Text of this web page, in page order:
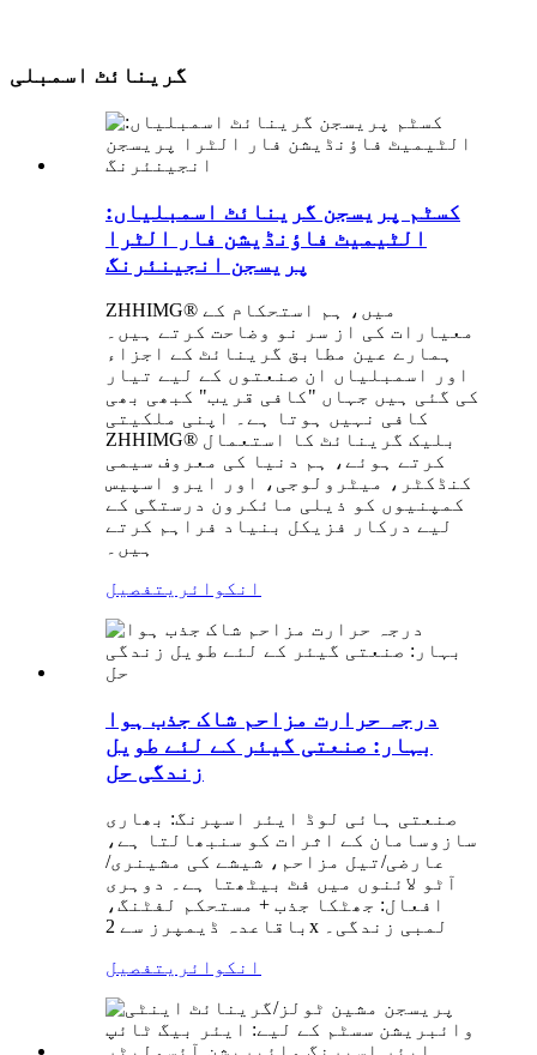
گرینائٹ اسمبلی
کسٹم پریسجن گرینائٹ اسمبلیاں:
الٹیمیٹ فاؤنڈیشن فار الٹرا
پریسجن انجینئرنگ
ZHHIMG® میں، ہم استحکام کے
معیارات کی از سر نو وضاحت کرتے ہیں۔
ہمارے عین مطابق گرینائٹ کے اجزاء
اور اسمبلیاں ان صنعتوں کے لیے تیار
کی گئی ہیں جہاں "کافی قریب" کبھی بھی
کافی نہیں ہوتا ہے۔ اپنی ملکیتی
ZHHIMG® بلیک گرینائٹ کا استعمال
کرتے ہوئے، ہم دنیا کی معروف سیمی
کنڈکٹر، میٹرولوجی، اور ایرو اسپیس
کمپنیوں کو ذیلی مائکرون درستگی کے
لیے درکار فزیکل بنیاد فراہم کرتے
ہیں۔
انکوائری تفصیل
درجہ حرارت مزاحم شاک جذب ہوا
بہار: صنعتی گیئر کے لئے طویل
زندگی حل
صنعتی ہائی لوڈ ایئر اسپرنگ: بھاری
سازوسامان کے اثرات کو سنبھالتا ہے،
عارضی/تیل مزاحم، شیشے کی مشینری/
آٹو لائنوں میں فٹ بیٹھتا ہے۔ دوہری
افعال: جھٹکا جذب + مستحکم لفٹنگ،
باقاعدہ ڈیمپرز سے 2x لمبی زندگی۔
انکوائری تفصیل